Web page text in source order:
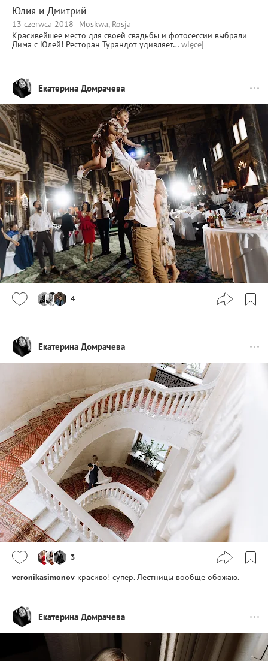
Юлия и Дмитрий
13 czerwca 2018
Moskwa, Rosja
Красивейшее место для своей свадьбы и фотосессии выбрали
Дима с Юлей! Ресторан Турандот удивляет… więcej
Екатерина Домрачева
4
Екатерина Домрачева
3
veronikasimonov красиво! супер. Лестницы вообще обожаю.
Екатерина Домрачева